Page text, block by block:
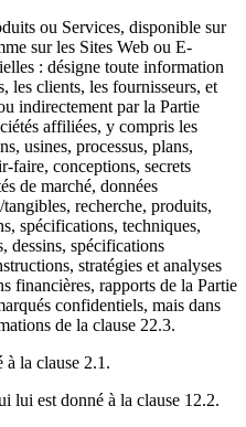
ou Services, disponible sur
sur les Sites Web ou E-
: désigne toute information
les clients, les fournisseurs, et
indirectement par la Partie
affiliées, y compris les
usines, processus, plans,
faire, conceptions, secrets
de marché, données
recherche, produits,
spécifications, techniques,
dessins, spécifications
stratégies et analyses
financières, rapports de la Partie
confidentiels, mais dans
de la clause 22.3.
à la clause 2.1.
lui est donné à la clause 12.2.